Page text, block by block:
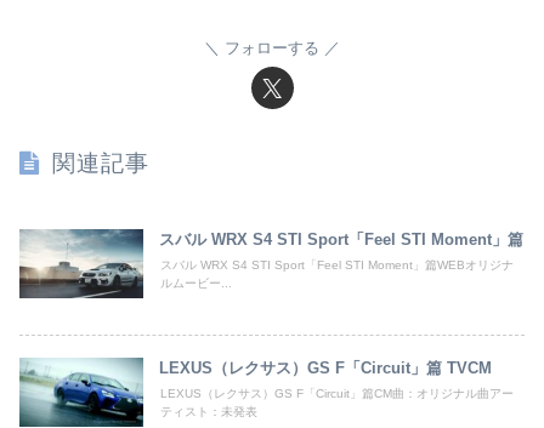
フォローする
関連記事
スバル WRX S4 STI Sport「Feel STI Moment」篇
スバル WRX S4 STI Sport「Feel STI Moment」篇WEBオリジナ
ルムービー...
LEXUS（レクサス）GS F「Circuit」篇 TVCM
LEXUS（レクサス）GS F「Circuit」篇CM曲：オリジナル曲アー
ティスト：未発表